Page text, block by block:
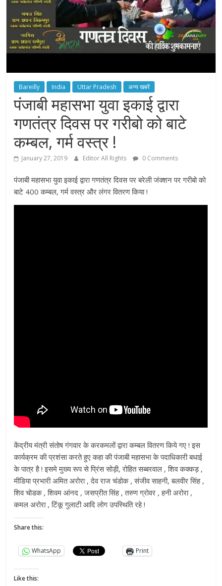
Bareilly India Uttar Pradesh अन्य खबरें
पंजाबी महासभा युवा इकाई द्वारा
गणतंत्र दिवस पर गरीबो को बाटे
कम्बल, गर्म वस्त्र !
January 27, 2019 Editor All Rights 0 Comments
पंजाबी महासभा युवा इकाई द्वारा गणतंत्र दिवस पर बरेली जंक्शन पर गरीबो को
बाटे 400 कम्बल, गर्म वस्त्र और लंगर वितरण किया !
केंद्रीय मंत्री संतोष गंगवार के करकमलों द्वारा कम्बल वितरण किये गए ! इस
कार्यक्रम की प्रशंसा करते हुए कहा की पंजाबी महासभा के पदाधिकारी बधाई
के पात्र है ! इसमे मुख्य रूप से प्रिंस सोड़ी, रोहित सब्बरवाल , शिव कक्कड़ ,
मीडिया प्रभारी अमित अरोरा , देव राज चंडोक , संजीव साहनी, बलवीर सिंह ,
शिव चोडक , शिवम आंनद , जसप्रीत सिंह , तरुण ग्रोवर , हनी अरोरा ,
कमल अरोरा , टिंकू गुलाटी आदि लोग उपस्थिति रहे !
Share this:
WhatsApp Print
Like this: